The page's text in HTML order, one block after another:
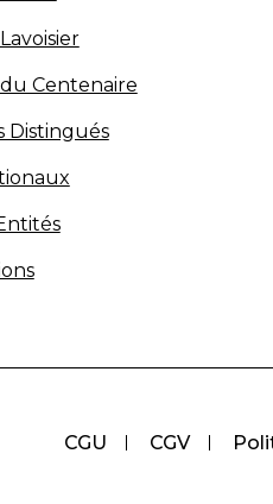
Centenaire
Distingués
CGU CGV